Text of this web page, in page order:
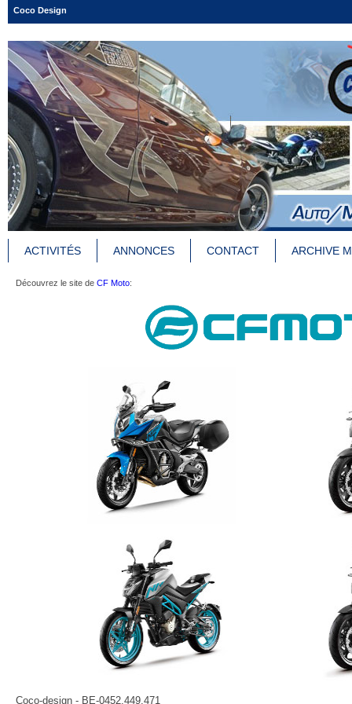
Coco Design
ACTIVITÉS ANNONCES CONTACT ARCHIVE
Découvrez le site de CF Moto:
Coco-design - BE-0452.449.471